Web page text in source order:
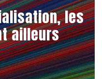
les
ailleurs